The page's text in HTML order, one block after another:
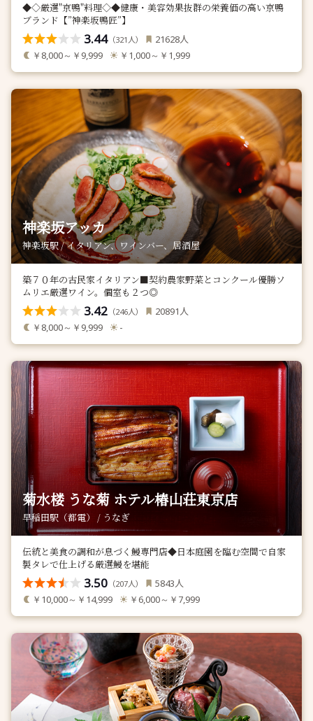
◆◇厳選"京鴨"料理◇◆健康・美容効果抜群の栄養価の高い京鴨
ブランド【”神楽坂鴨匠”】
3.44（321 人） 21628人
￥8,000～￥9,999 ￥1,000～￥1,999
神楽坂アッカ
神楽坂駅 / イタリアン、ワインバー、居酒屋
築７０年の古民家イタリアン■契約農家野菜とコンクール優勝ソ
ムリエ厳選ワイン。個室も２つ◎
3.42 （246人） 20891 人
￥8,000～￥9,999 -
菊水楼 うな菊 ホテル椿山荘東京店
早稲田駅（都電） / うなぎ
伝統と美食の調和が息づく鰻専門店◆日本庭園を臨む空間で自家
製タレで仕上げる厳選鰻を堪能
3.50 （207人） 5843人
￥10,000～￥14,999 ￥6,000～￥7,999